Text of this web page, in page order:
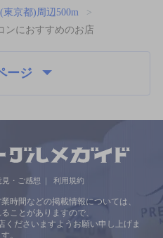
東京都)周辺500m
ンにおすすめのお店
ージ
見・ご感想 利用規約
時間などの掲載情報については、
ことがありますので、
くださいますようお願い申し上げま
す。